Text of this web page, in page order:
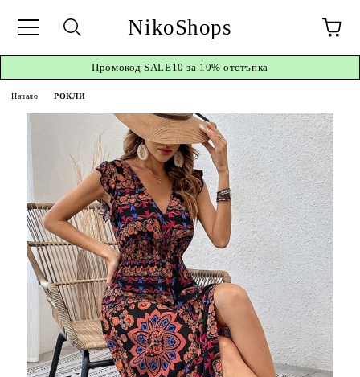
NikoShops
ПромокодSALE10 за 10% отстъпка
Начало РОКЛИ